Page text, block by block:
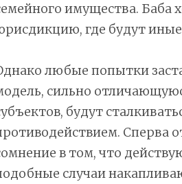
имущества. Баба
где будут
любые попытки
сильно
будут
Сперва
в том, что
случаи